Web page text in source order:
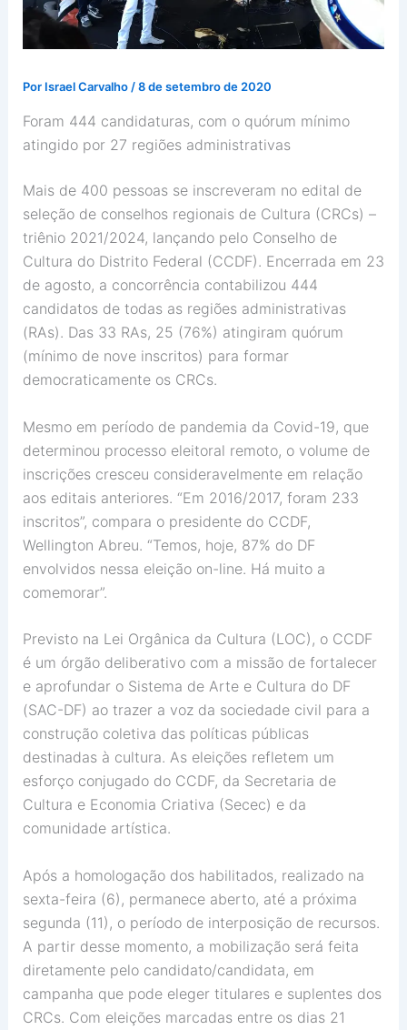
Por Israel Carvalho /8 de setembro de 2020
Foram 444 candidaturas, com o quórum mínimo
atingido por 27 regiões administrativas
Mais de 400 pessoas se inscreveram no edital de
seleção de conselhos regionais de Cultura (CRCs) –
triênio 2021/2024, lançando pelo Conselho de
Cultura do Distrito Federal (CCDF). Encerrada em 23
de agosto, a concorrência contabilizou 444
candidatos de todas as regiões administrativas
(RAs). Das 33 RAs, 25 (76%) atingiram quórum
(mínimo de nove inscritos) para formar
democraticamente os CRCs.
Mesmo em período de pandemia da Covid-19, que
determinou processo eleitoral remoto, o volume de
inscrições cresceu consideravelmente em relação
aos editais anteriores. “Em 2016/2017, foram 233
inscritos”, compara o presidente do CCDF,
Wellington Abreu. “Temos, hoje, 87% do DF
envolvidos nessa eleição on-line. Há muito a
comemorar”.
Previsto na Lei Orgânica da Cultura (LOC), o CCDF
é um órgão deliberativo com a missão de fortalecer
e aprofundar o Sistema de Arte e Cultura do DF
(SAC-DF) ao trazer a voz da sociedade civil para a
construção coletiva das políticas públicas
destinadas à cultura. As eleições refletem um
esforço conjugado do CCDF, da Secretaria de
Cultura e Economia Criativa (Secec) e da
comunidade artística.
Após a homologação dos habilitados, realizado na
sexta-feira (6), permanece aberto, até a próxima
segunda (11), o período de interposição de recursos.
A partir desse momento, a mobilização será feita
diretamente pelo candidato/candidata, em
campanha que pode eleger titulares e suplentes dos
CRCs. Com eleições marcadas entre os dias 21